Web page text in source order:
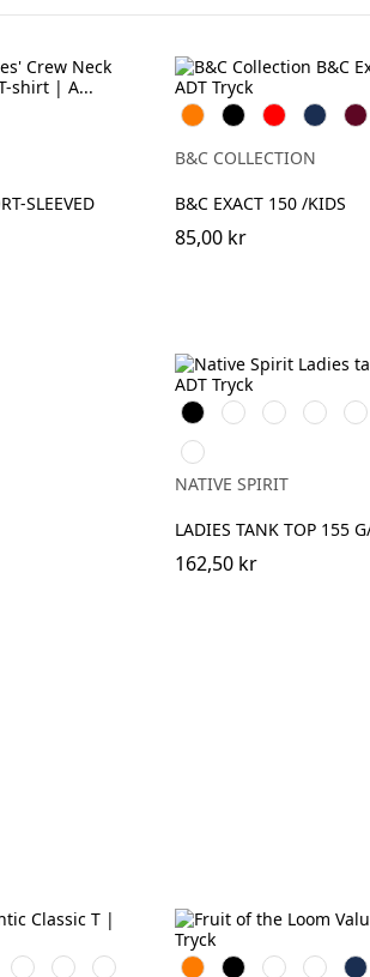
SLEEVED
Orange
Svart Röd Navy
B&C COLLECTION
B&C EXACT 150 /KIDS
85,00 kr
Svart Vit
Organic
Khaki
Wet
Sand
Blue
Pearl
Rose
NATIVE SPIRIT
LADIES TANK TOP 155
162,50 kr
BrightBottleClassic
OrangeBlackWhiteRed